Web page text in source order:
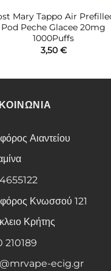
Mary Tappo Air
Pod Peche Glacee 20mg
1000Puffs
3,50€
Αιαντείου
Κνωσσού 121
Κρήτης
210189
ecig.gr